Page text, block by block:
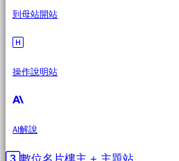
到母站開站
操作說明站
AI解說
數位名片樓主 + 主題站